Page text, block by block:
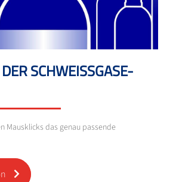
SCHWEISSGASE-
Mausklicks das genau passende